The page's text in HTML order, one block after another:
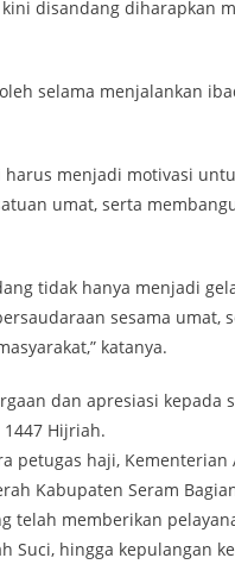
disandang diharapkan
selama menjalankan
menjadi motivasi
umat, serta
tidak hanya menjadi
sesama umat,
katanya.
dan apresiasi
Hijriah.
petugas haji,
Kabupaten Seram
telah memberikan
Suci, hingga kepulangan